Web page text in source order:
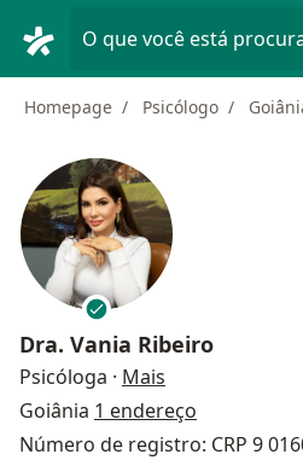
O que você está
Homepage Psicólogo
Dra. Vania Ribeiro
Psicóloga · Mais
Goiânia 1 endereço
Número de registro: CRP 9